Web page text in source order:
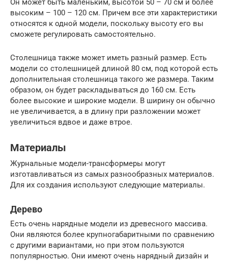
Он может быть маленьким, высотой 50 – 70 см и более
высоким – 100 – 120 см. Причем все эти характеристики
относятся к одной модели, поскольку высоту его вы
сможете регулировать самостоятельно.
Столешница также может иметь разный размер. Есть
модели со столешницей длиной 80 см, под которой есть
дополнительная столешница такого же размера. Таким
образом, он будет раскладываться до 160 см. Есть
более высокие и широкие модели. В ширину он обычно
не увеличивается, а в длину при разложении может
увеличиться вдвое и даже втрое.
Материалы
Журнальные модели-трансформеры могут
изготавливаться из самых разнообразных материалов.
Для их создания используют следующие материалы.
Дерево
Есть очень нарядные модели из древесного массива.
Они являются более крупногабаритными по сравнению
с другими вариантами, но при этом пользуются
популярностью. Они имеют очень нарядный дизайн и